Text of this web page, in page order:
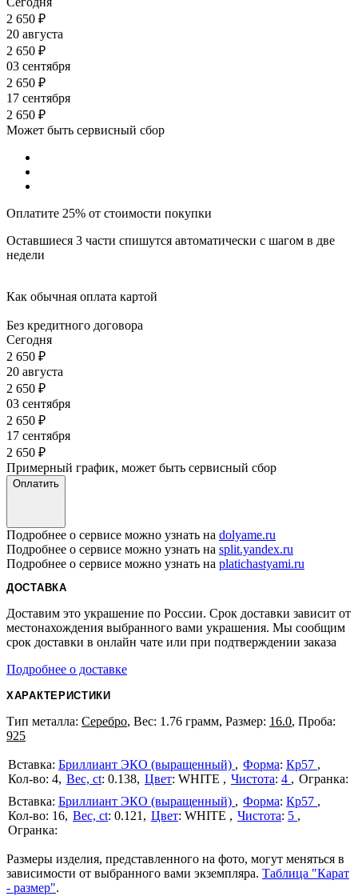
2 650 ₽
20 августа
2 650 ₽
03 сентября
2 650 ₽
17 сентября
2 650 ₽
Может быть сервисный сбор
Оплатите 25% от стоимости покупки
Оставшиеся 3 части спишутся автоматически с шагом в две
недели
Как обычная оплата картой
Без кредитного договора
Сегодня
2 650 ₽
20 августа
2 650 ₽
03 сентября
2 650 ₽
17 сентября
2 650 ₽
Примерный график, может быть сервисный сбор
Оплатить
Подробнее о сервисе можно узнать на dolyame.ru
Подробнее о сервисе можно узнать на split.yandex.ru
Подробнее о сервисе можно узнать на platichastyami.ru
ДОСТАВКА
Доставим это украшение по России. Срок доставки зависит от
местонахождения выбранного вами украшения. Мы сообщим
срок доставки в онлайн чате или при подтверждении заказа
Подробнее о доставке
ХАРАКТЕРИСТИКИ
Тип металла: Серебро, Вес: 1.76 грамм, Размер: 16.0, Проба:
925
Бриллиант ЭКО (выращенный) Форма: Кр57
4 Вес, ct: 0.138 Цвет: WHITE Чистота: 4
Бриллиант ЭКО (выращенный)
Форма: Кр57
16 Вес, ct: 0.121 Цвет: WHITE Чистота: 5
Размеры изделия, представленного на фото, могут меняться в
зависимости от выбранного вами экземпляра. Таблица "Карат
- размер".